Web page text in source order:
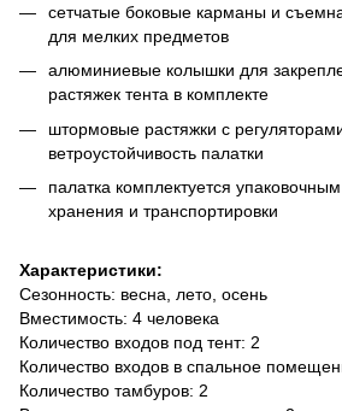
сетчатые боковые карманы и
для мелких предметов
алюминиевые колышки для
растяжек тента в комплекте
штормовые растяжки с
ветроустойчивость палатки
палатка комплектуется
хранения и транспортировки
Характеристики:
Сезонность: весна, лето, осень
Вместимость: 4 человека
Количество входов под тент: 2
Количество входов в спальное
Количество тамбуров: 2